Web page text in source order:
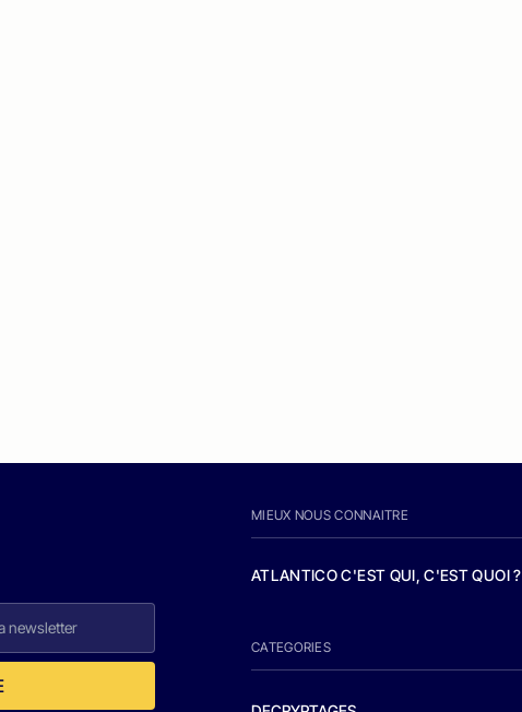
MIEUX NOUS CONNAITRE
ATLANTICO C'EST QUI, C'EST QUOI ?
CATEGORIES